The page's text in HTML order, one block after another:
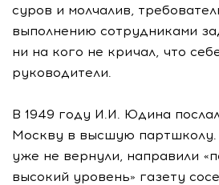
суров и молчалив,
выполнению сотрудниками
ни на кого не кричал, что
руководители.
В 1949 году И.И. Юдина
Москву в высшую партшколу.
уже не вернули, направили
высокий уровень» газету